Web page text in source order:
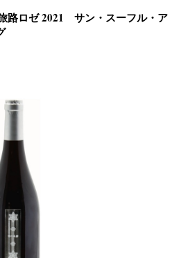
路ロゼ 2021 サン・スーフル・ア